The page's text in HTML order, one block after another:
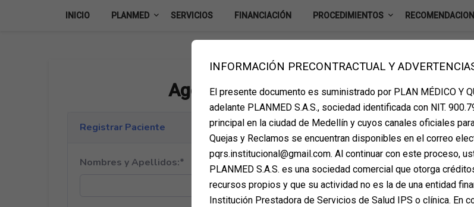
INICIO PLANMED SERVICIOS FINANCIACIÓN PROCEDIMIENTOS
Agenda tu cita de valoración
INFORMACIÓN PRECONTRACTUAL Y
El presente documento es suministrado por PLAN MÉDICO Y
adelante PLANMED S.A.S., sociedad identificada con NIT.
principal en la ciudad de Medellín y cuyos canales oficiales
Quejas y Reclamos se encuentran disponibles en el correo
pqrs.institucional@gmail.com. Al continuar con este proceso,
PLANMED S.A.S. es una sociedad comercial que otorga
recursos propios y que su actividad no es la de una entidad
Institución Prestadora de Servicios de Salud IPS o clínica. En